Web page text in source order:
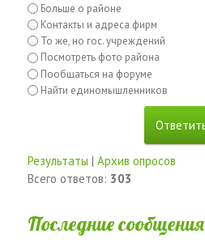
Больше о районе
Контакты и адреса фирм
То же, но гос. учреждений
Посмотреть фото района
Пообщаться на форуме
Найти единомышленников
Результаты | Архив опросов
Всего ответов: 303
Последние сообщения